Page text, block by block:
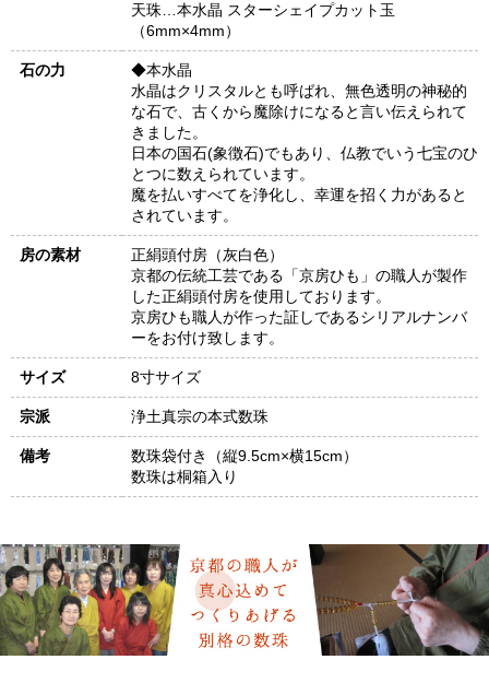
天珠…本水晶 スターシェイプカット玉
（6mm×4mm）
石の力
◆本水晶
水晶はクリスタルとも呼ばれ、無色透明の神秘的
な石で、古くから魔除けになると言い伝えられて
きました。
日本の国石(象徴石)でもあり、仏教でいう七宝のひ
とつに数えられています。
魔を払いすべてを浄化し、幸運を招く力があると
されています。
房の素材
正絹頭付房（灰白色）
京都の伝統工芸である「京房ひも」の職人が製作
した正絹頭付房を使用しております。
京房ひも職人が作った証しであるシリアルナンバ
ーをお付け致します。
サイズ 8寸サイズ
宗派 浄土真宗の本式数珠
備考
数珠袋付き（縦9.5cm×横15cm）
数珠は桐箱入り